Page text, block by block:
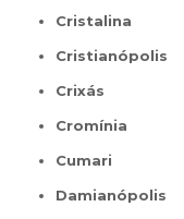
Cristalina
Cristianópolis
Crixás
Cromínia
Cumari
Damianópolis